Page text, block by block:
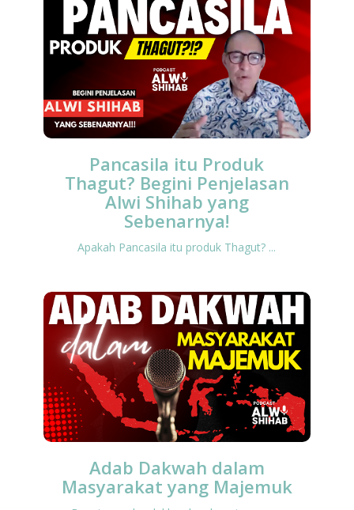
Pancasila itu Produk
Thagut? Begini Penjelasan
Alwi Shihab yang
Sebenarnya!
Apakah Pancasila itu produk Thagut? ...
Adab Dakwah dalam
Masyarakat yang Majemuk